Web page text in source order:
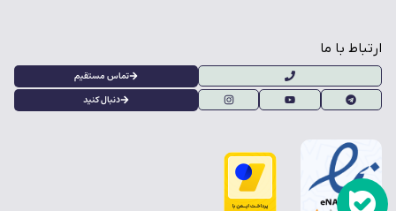
ارتباط با ما
تماس مستقیم
دنبال کنید